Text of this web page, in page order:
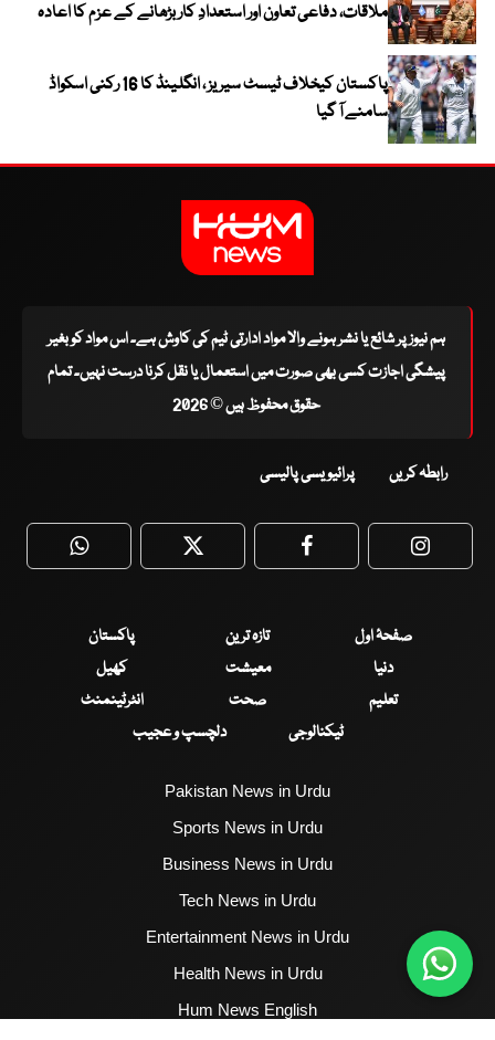
ملاقات، دفاعی تعاون اور استعدادِ کار بڑھانے کے عزم کا اعادہ
پاکستان کیخلاف ٹیسٹ سیریز ، انگلینڈ کا 16 رکنی اسکواڈ
سامنے آ گیا
ہم نیوز پر شائع یا نشر ہونے والا مواد ادارتی ٹیم کی کاوش ہے۔ اس مواد کو بغیر
پیشگی اجازت کسی بھی صورت میں استعمال یا نقل کرنا درست نہیں۔ تمام
حقوق محفوظ ہیں © 2026
رابطہ کریں پرائیویسی پالیسی
WhatsApp Twitter Facebook
صفحۂ اول تازہ ترین
پاکستان
دنیا
معیشت
کھیل
تعلیم
صحت
انٹرٹینمنٹ
ٹیکنالوجی
دلچسپ و عجیب
Pakistan News in Urdu
Sports News in Urdu
Business News in Urdu
Tech News in Urdu
Entertainment News in Urdu
Health News in Urdu
Hum News English